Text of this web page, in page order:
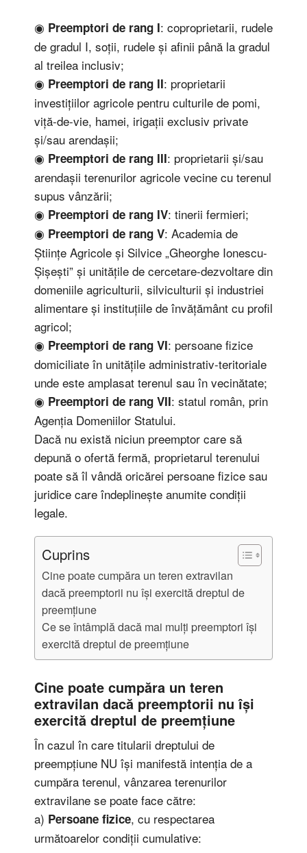
◉ Preemptori de rang I: coproprietarii, rudele
de gradul I, soții, rudele și afinii până la gradul
al treilea inclusiv;
◉ Preemptori de rang II: proprietarii
investițiilor agricole pentru culturile de pomi,
viță-de-vie, hamei, irigații exclusiv private
și/sau arendașii;
◉ Preemptori de rang III: proprietarii și/sau
arendașii terenurilor agricole vecine cu terenul
supus vânzării;
◉ Preemptori de rang IV: tinerii fermieri;
◉ Preemptori de rang V: Academia de
Științe Agricole și Silvice „Gheorghe Ionescu-
Șișești” și unitățile de cercetare-dezvoltare din
domeniile agriculturii, silviculturii și industriei
alimentare și instituțiile de învățământ cu profil
agricol;
◉ Preemptori de rang VI: persoane fizice
domiciliate în unitățile administrativ-teritoriale
unde este amplasat terenul sau în vecinătate;
◉ Preemptori de rang VII: statul român, prin
Agenția Domeniilor Statului.
Dacă nu există niciun preemptor care să
depună o ofertă fermă, proprietarul terenului
poate să îl vândă oricărei persoane fizice sau
juridice care îndeplinește anumite condiții
legale.
Cuprins
Cine poate cumpăra un teren extravilan
dacă preemptorii nu își exercită dreptul de
preemțiune
Ce se întâmplă dacă mai mulți preemptori își
exercită dreptul de preemțiune
Cine poate cumpăra un teren
extravilan dacă preemptorii nu își
exercită dreptul de preemțiune
În cazul în care titularii dreptului de
preempțiune NU își manifestă intenția de a
cumpăra terenul, vânzarea terenurilor
extravilane se poate face către:
a) Persoane fizice, cu respectarea
următoarelor condiții cumulative: